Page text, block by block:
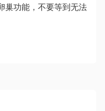
巢功能，不要等到无法